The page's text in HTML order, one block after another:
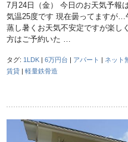
7月24日（金） 今日のお天気予報
気温25度です 現在曇ってますが…
蒸し暑くお天気不安定ですが楽し
方はご予約いた …
タグ: 1LDK |6万円台 | アパート | ネット
賃貸 |軽量鉄骨造